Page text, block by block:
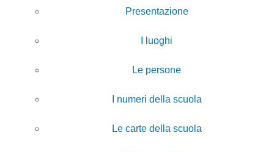
Presentazione
I luoghi
Le persone
I numeri della scuola
Le carte della scuola